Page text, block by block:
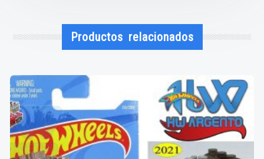
Productos relacionados